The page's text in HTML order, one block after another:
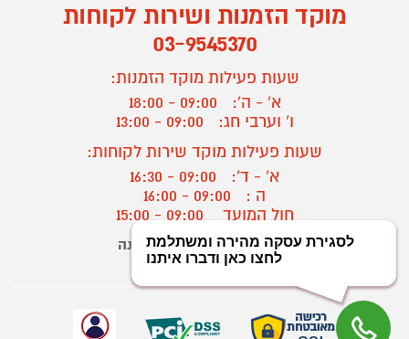
מוקד הזמנות ושירות לקוחות
03-9545370
שעות פעילות מוקד הזמנות:
א' - ה':
09:00 - 18:00
ו' וערבי חג:
09:00 - 13:00
שעות פעילות מוקד שירות לקוחות:
א' - ד':
09:00 - 16:30
ה :
09:00 - 16:00
חול המועד
? יצירת קשר/ביטול הזמנה